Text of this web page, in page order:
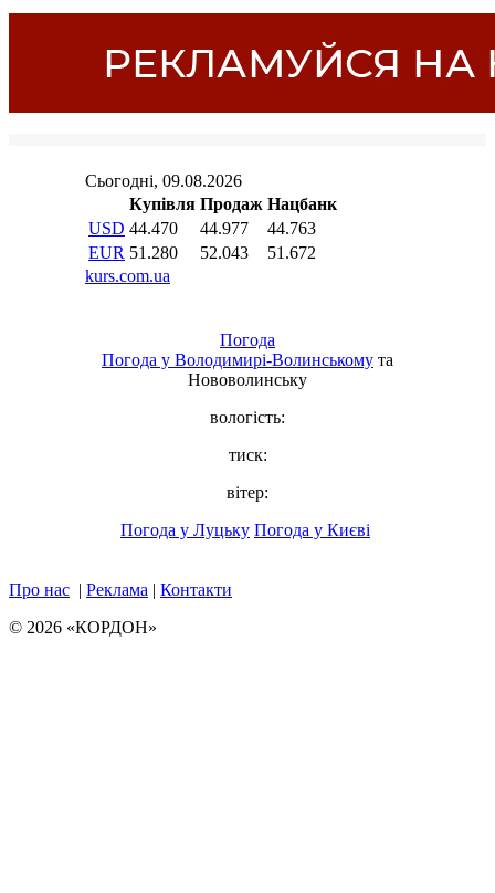
Погода
Погода у Володимирі-Волинському та
Нововолинську
вологість:
тиск:
вітер:
Погода у Луцьку Погода у Києві
Про нас | Реклама | Контакти
© 2026 «КОРДОН»